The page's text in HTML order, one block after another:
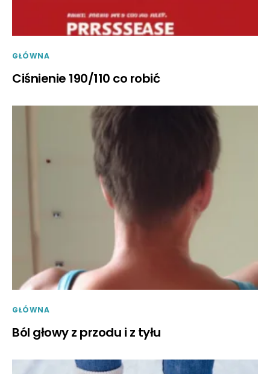
GŁÓWNA
Ciśnienie 190/110 co robić
GŁÓWNA
Ból głowy z przodu i z tyłu